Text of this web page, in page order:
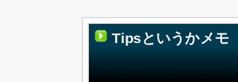
Tipsというかメモ